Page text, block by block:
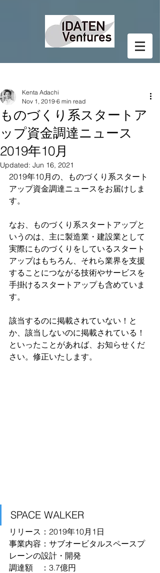
ものづくり系スタートア
ップ資金調達ニュース
2019年10月
Kenta Adachi
Nov 1, 2019 6 min read
Updated: Jun 16, 2021
2019年10月の、ものづくり系スタート
アップ資金調達ニュースをお届けしま
す。
なお、ものづくり系スタートアップと
いうのは、主に製造業・建設業として
実際にものづくりをしているスタート
アップはもちろん、それら業界を支援
することにつながる技術やサービスを
手掛けるスタートアップも含めていま
す。
該当するのに掲載されていない！と
か、該当しないのに掲載されている！
といったことがあれば、お知らせくだ
さい。修正いたします。
SPACE WALKER
リリース：2019年10月1日
事業内容：サブオービタルスペースプ
レーンの設計・開発
調達額　：3.7億円